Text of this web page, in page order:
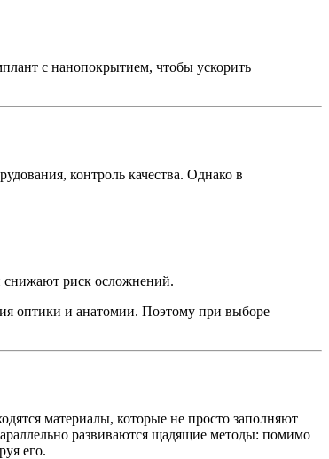
с нанопокрытием, чтобы ускорить
контроль качества. Однако в
снижают риск осложнений.
оптики и анатомии. Поэтому при выборе
материалы, которые не просто заполняют
развиваются щадящие методы: помимо
его.